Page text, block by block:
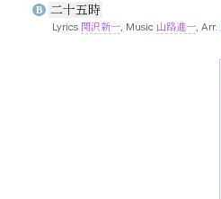
B 二十五時
Lyrics 関沢新一, Music 山路進一, Arr.